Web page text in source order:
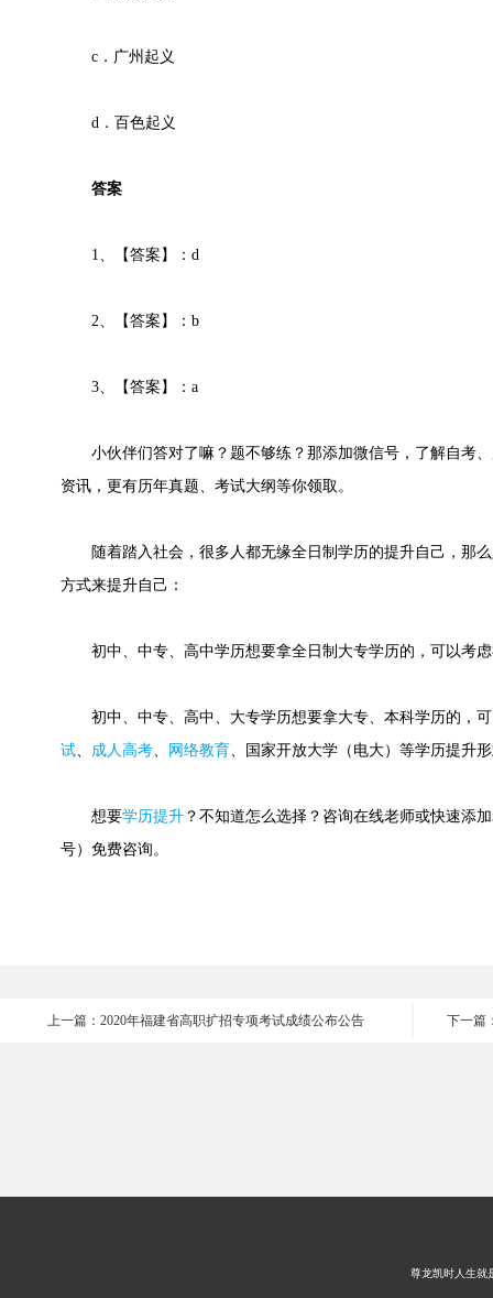
c．广州起义
d．百色起义
答案
1、【答案】：d
2、【答案】：b
3、【答案】：a
小伙伴们答对了嘛？题不够练？那添加微信号，了解自考、
资讯，更有历年真题、考试大纲等你领取。
随着踏入社会，很多人都无缘全日制学历的提升自己，那
方式来提升自己：
初中、中专、高中学历想要拿全日制大专学历的，可以考虑
初中、中专、高中、大专学历想要拿大专、本科学历的，可
试、 成人高考、 网络教育、国家开放大学（电大）等学历提升
想要学历提升 ？不知道怎么选择？咨询在线老师或快速添
号）免费咨询。
上一篇：2020年福建省高职扩招专项考试成绩公布公告
尊龙凯时人生就